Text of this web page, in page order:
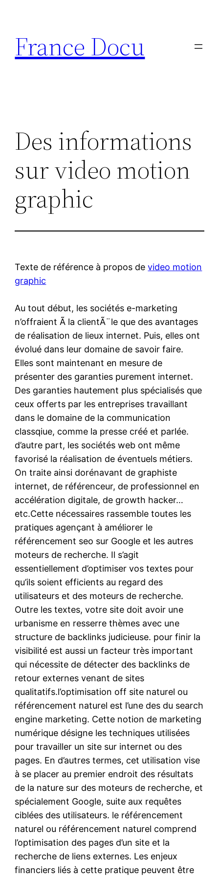
contenu
France Docu
Des informations
sur video motion
graphic
Texte de référence à propos devideo motion
graphic
Au tout début, les sociétés e-marketing
n’offraient Ã la clientÃ¨le que des avantages
de réalisation de lieux internet. Puis, elles ont
évolué dans leur domaine de savoir faire.
Elles sont maintenant en mesure de
présenter des garanties purement internet.
Des garanties hautement plus spécialisés que
ceux offerts par les entreprises travaillant
dans le domaine de la communication
classqiue, comme la presse créé et parlée.
d’autre part, les sociétés web ont même
favorisé la réalisation de éventuels métiers.
On traite ainsi dorénavant de graphiste
internet, de référenceur, de professionnel en
accélération digitale, de growth hacker…
etc.Cette nécessaires rassemble toutes les
pratiques agençant à améliorer le
référencement seo sur Google et les autres
moteurs de recherche. Il s’agit
essentiellement d’optimiser vos textes pour
qu’ils soient efficients au regard des
utilisateurs et des moteurs de recherche.
Outre les textes, votre site doit avoir une
urbanisme en resserre thèmes avec une
structure de backlinks judicieuse. pour finir la
visibilité est aussi un facteur très important
qui nécessite de détecter des backlinks de
retour externes venant de sites
qualitatifs.l’optimisation off site naturel ou
référencement naturel est l’une des du search
engine marketing. Cette notion de marketing
numérique désigne les techniques utilisées
pour travailler un site sur internet ou des
pages. En d’autres termes, cet utilisation vise
à se placer au premier endroit des résultats
de la nature sur des moteurs de recherche, et
spécialement Google, suite aux requêtes
ciblées des utilisateurs. le référencement
naturel ou référencement naturel comprend
l’optimisation des pages d’un site et la
recherche de liens externes. Les enjeux
financiers liés à cette pratique peuvent être